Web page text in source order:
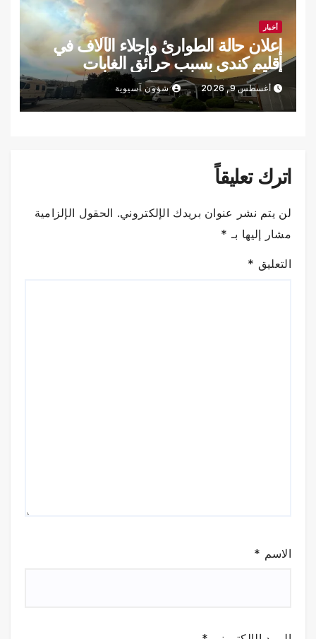
أخبار
إعلان حالة الطوارئ وإجلاء الآلاف في
إقليم كندي بسبب حرائق الغابات
أغسطس 9, 2026 شؤون آسيوية
اترك تعليقاً
لن يتم نشر عنوان بريدك الإلكتروني. الحقول الإلزامية
مشار إليها بـ *
التعليق *
الاسم *